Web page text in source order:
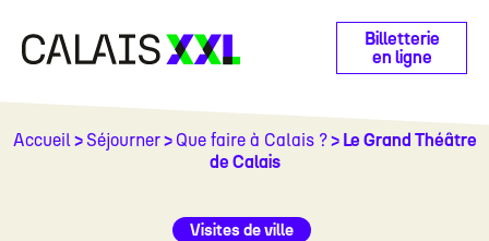
Billetterie
en ligne
Accueil> Séjourner> Que faire à Calais ?> Le Grand Théâtre
de Calais
Visites de ville